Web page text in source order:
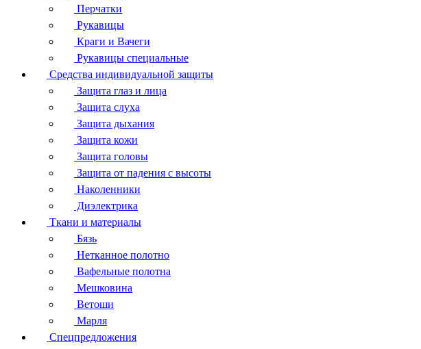
Перчатки
Рукавицы
Краги и Вачеги
Рукавицы специальные
Средства индивидуальной защиты
Защита глаз и лица
Защита слуха
Защита дыхания
Защита кожи
Защита головы
Защита от падения с высоты
Наколенники
Диэлектрика
Ткани и материалы
Бязь
Нетканное полотно
Вафельные полотна
Мешковина
Ветоши
Марля
Спецпредложения